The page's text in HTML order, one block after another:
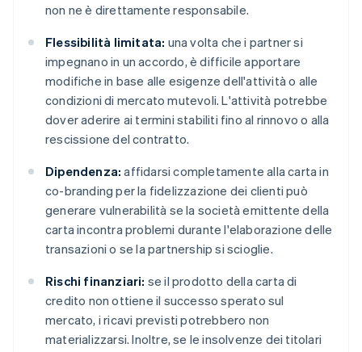
non ne è direttamente responsabile.
Flessibilità limitata: una volta che i partner si
impegnano in un accordo, è difficile apportare
modifiche in base alle esigenze dell'attività o alle
condizioni di mercato mutevoli. L'attività potrebbe
dover aderire ai termini stabiliti fino al rinnovo o alla
rescissione del contratto.
Dipendenza: affidarsi completamente alla carta in
co-branding per la fidelizzazione dei clienti può
generare vulnerabilità se la società emittente della
carta incontra problemi durante l'elaborazione delle
transazioni o se la partnership si scioglie.
Rischi finanziari: se il prodotto della carta di
credito non ottiene il successo sperato sul
mercato, i ricavi previsti potrebbero non
materializzarsi. Inoltre, se le insolvenze dei titolari